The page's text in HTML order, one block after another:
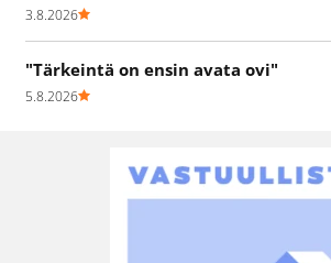
3.8.2026
"Tärkeintä on ensin avata ovi"
5.8.2026